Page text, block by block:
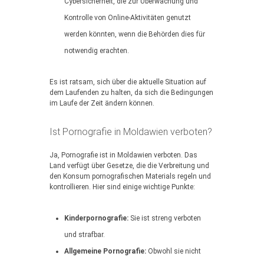
Kontrolle von Online-Aktivitäten genutzt
werden könnten, wenn die Behörden dies für
notwendig erachten.
Es ist ratsam, sich über die aktuelle Situation auf
dem Laufenden zu halten, da sich die Bedingungen
im Laufe der Zeit ändern können.
Ist Pornografie in Moldawien verboten?
Ja, Pornografie ist in Moldawien verboten. Das
Land verfügt über Gesetze, die die Verbreitung und
den Konsum pornografischen Materials regeln und
kontrollieren. Hier sind einige wichtige Punkte:
Kinderpornografie: Sie ist streng verboten
und strafbar.
Allgemeine Pornografie: Obwohl sie nicht